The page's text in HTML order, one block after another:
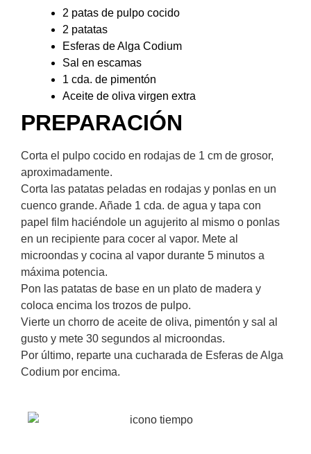
2 patas de pulpo cocido
2 patatas
Esferas de Alga Codium
Sal en escamas
1 cda. de pimentón
Aceite de oliva virgen extra
PREPARACIÓN​
Corta el pulpo cocido en rodajas de 1 cm de grosor,
aproximadamente.
Corta las patatas peladas en rodajas y ponlas en un
cuenco grande. Añade 1 cda. de agua y tapa con
papel film haciéndole un agujerito al mismo o ponlas
en un recipiente para cocer al vapor. Mete al
microondas y cocina al vapor durante 5 minutos a
máxima potencia.
Pon las patatas de base en un plato de madera y
coloca encima los trozos de pulpo.
Vierte un chorro de aceite de oliva, pimentón y sal al
gusto y mete 30 segundos al microondas.
Por último, reparte una cucharada de Esferas de Alga
Codium por encima.